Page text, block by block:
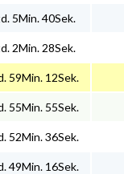
5Min. 40Sek.
2Min. 28Sek.
59Min. 12Sek.
55Min. 55Sek.
52Min. 36Sek.
49Min. 16Sek.